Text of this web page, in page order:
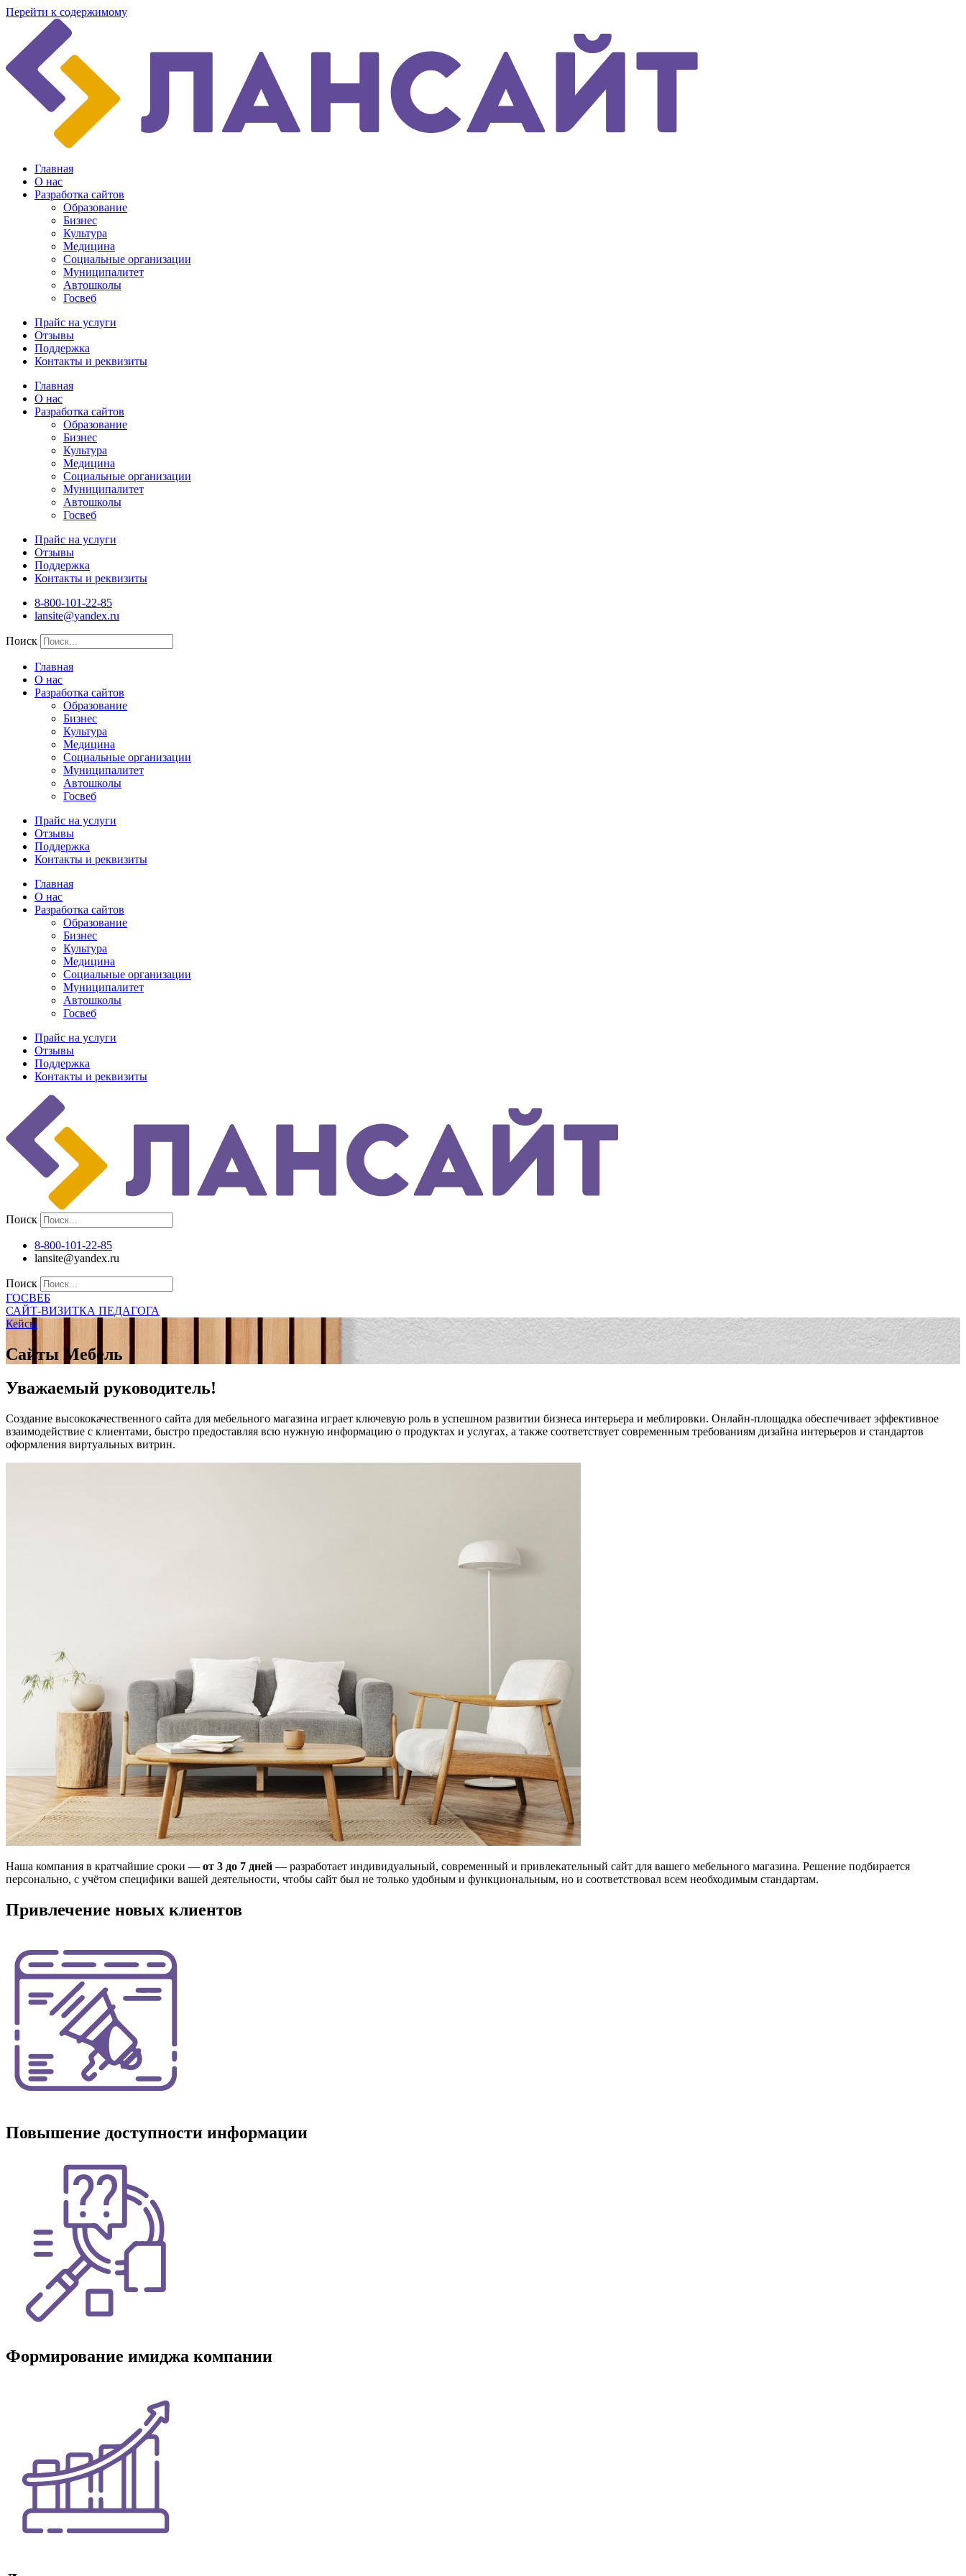
Перейти к содержимому
Главная
О нас
Разработка сайтов
Образование
Бизнес
Культура
Медицина
Социальные организации
Муниципалитет
Автошколы
Госвеб
Прайс на услуги
Отзывы
Поддержка
Контакты и реквизиты
Главная
О нас
Разработка сайтов
Образование
Бизнес
Культура
Медицина
Социальные организации
Муниципалитет
Автошколы
Госвеб
Прайс на услуги
Отзывы
Поддержка
Контакты и реквизиты
8-800-101-22-85
lansite@yandex.ru
Поиск
Главная
О нас
Разработка сайтов
Образование
Бизнес
Культура
Медицина
Социальные организации
Муниципалитет
Автошколы
Госвеб
Прайс на услуги
Отзывы
Поддержка
Контакты и реквизиты
Главная
О нас
Разработка сайтов
Образование
Бизнес
Культура
Медицина
Социальные организации
Муниципалитет
Автошколы
Госвеб
Прайс на услуги
Отзывы
Поддержка
Контакты и реквизиты
Поиск
8-800-101-22-85
lansite@yandex.ru
Поиск
ГОСВЕБ
САЙТ-ВИЗИТКА ПЕДАГОГА
Кейсы
Сайты Мебель
Уважаемый руководитель!
Создание высококачественного сайта для мебельного магазина играет ключевую роль в успешном развитии бизнеса интерьера и меблировки. Онлайн-площадка обеспечивает эффективное
взаимодействие с клиентами, быстро предоставляя всю нужную информацию о продуктах и услугах, а также соответствует современным требованиям дизайна интерьеров и стандартов
оформления виртуальных витрин.
Наша компания в кратчайшие сроки — от 3 до 7 дней — разработает индивидуальный, современный и привлекательный сайт для вашего мебельного магазина. Решение подбирается
персонально, с учётом специфики вашей деятельности, чтобы сайт был не только удобным и функциональным, но и соответствовал всем необходимым стандартам.
Привлечение новых клиентов
Повышение доступности информации
Формирование имиджа компании